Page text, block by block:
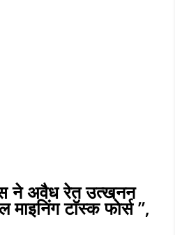
ने अवैध रेत उत्खनन
माइनिंग टाॅस्क फाेर्स ”,